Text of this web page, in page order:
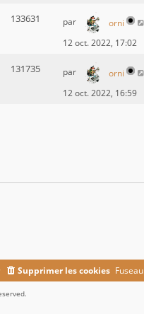
133631 par
orni
12 oct. 2022, 17:02
131735 par
orni
12 oct. 2022, 16:59
Supprimer les cookies